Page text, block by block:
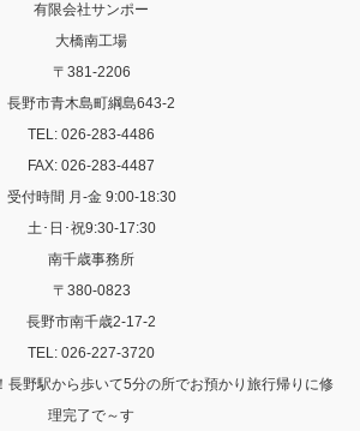
有限会社サンポー
大橋南工場
〒381-2206
長野市青木島町綱島643-2
TEL: 026-283-4486
FAX: 026-283-4487
受付時間 月-金 9:00-18:30
土･日･祝9:30-17:30
南千歳事務所
〒380-0823
長野市南千歳2-17-2
TEL: 026-227-3720
長野駅から歩いて5分の所でお預かり旅行帰りに修
理完了で～す